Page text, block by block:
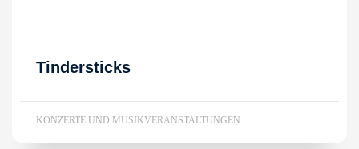
Tindersticks
KONZERTE UND MUSIKVERANSTALTUNGEN